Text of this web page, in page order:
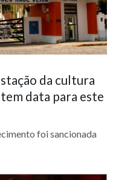
da cultura
data para este
foi sancionada